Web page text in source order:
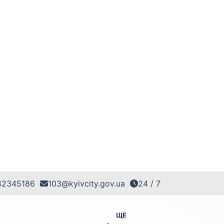
103@kyivcity.gov.ua 24 / 7
ЩЕ